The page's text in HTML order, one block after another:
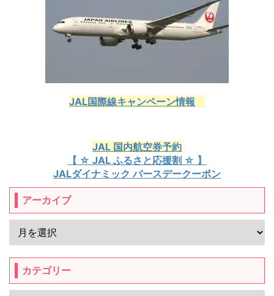
JAL国際線キャンペーン情報
JAL 国内航空券予約
【 ☆ JAL ふるさと応援割 ☆ 】
JALダイナミック バースデークーポン
アーカイブ
カテゴリー